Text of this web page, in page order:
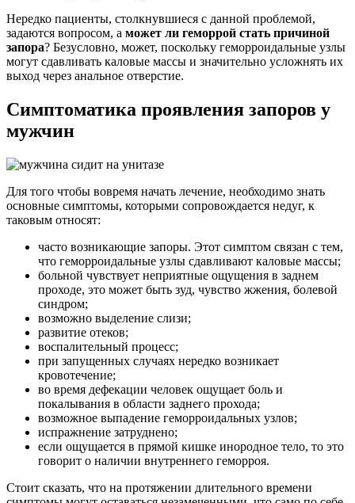
Нередко пациенты, столкнувшиеся с данной проблемой,
задаются вопросом, а может ли геморрой стать причиной
запора? Безусловно, может, поскольку геморроидальные узлы
могут сдавливать каловые массы и значительно усложнять их
выход через анальное отверстие.
Симптоматика проявления запоров у
мужчин
Для того чтобы вовремя начать лечение, необходимо знать
основные симптомы, которыми сопровождается недуг, к
таковым относят:
часто возникающие запоры. Этот симптом связан с тем,
что геморроидальные узлы сдавливают каловые массы;
больной чувствует неприятные ощущения в заднем
проходе, это может быть зуд, чувство жжения, болевой
синдром;
возможно выделение слизи;
развитие отеков;
воспалительный процесс;
при запущенных случаях нередко возникает
кровотечение;
во время дефекации человек ощущает боль и
покалывания в области заднего прохода;
возможное выпадение геморроидальных узлов;
испражнение затруднено;
если ощущается в прямой кишке инородное тело, то это
говорит о наличии внутреннего геморроя.
Стоит сказать, что на протяжении длительного времени